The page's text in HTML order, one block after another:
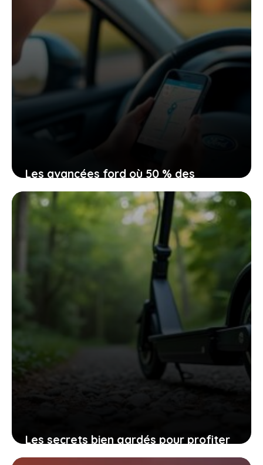
Les avancées ford où 50 % des
voitures vendues sont électriques, une
invitation à repenser votre mobilité
18 mai 2026
Les secrets bien gardés pour profiter
pleinement de votre trottinette